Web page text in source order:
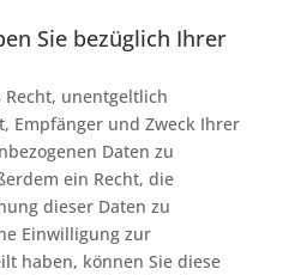
Sie bezüglich Ihrer
unentgeltlich
Empfänger und Zweck Ihrer
Daten zu
ein Recht, die
dieser Daten zu
Einwilligung zur
haben, können Sie diese